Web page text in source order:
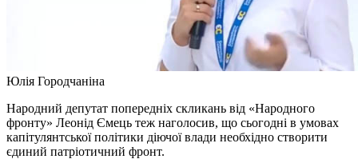
Юлія Городчаніна
Народний депутат попередніх скликань від «Народного
фронту» Леонід Ємець теж наголосив, що сьогодні в умовах
капітулянтської політики діючої влади необхідно створити
єдиний патріотичний фронт.